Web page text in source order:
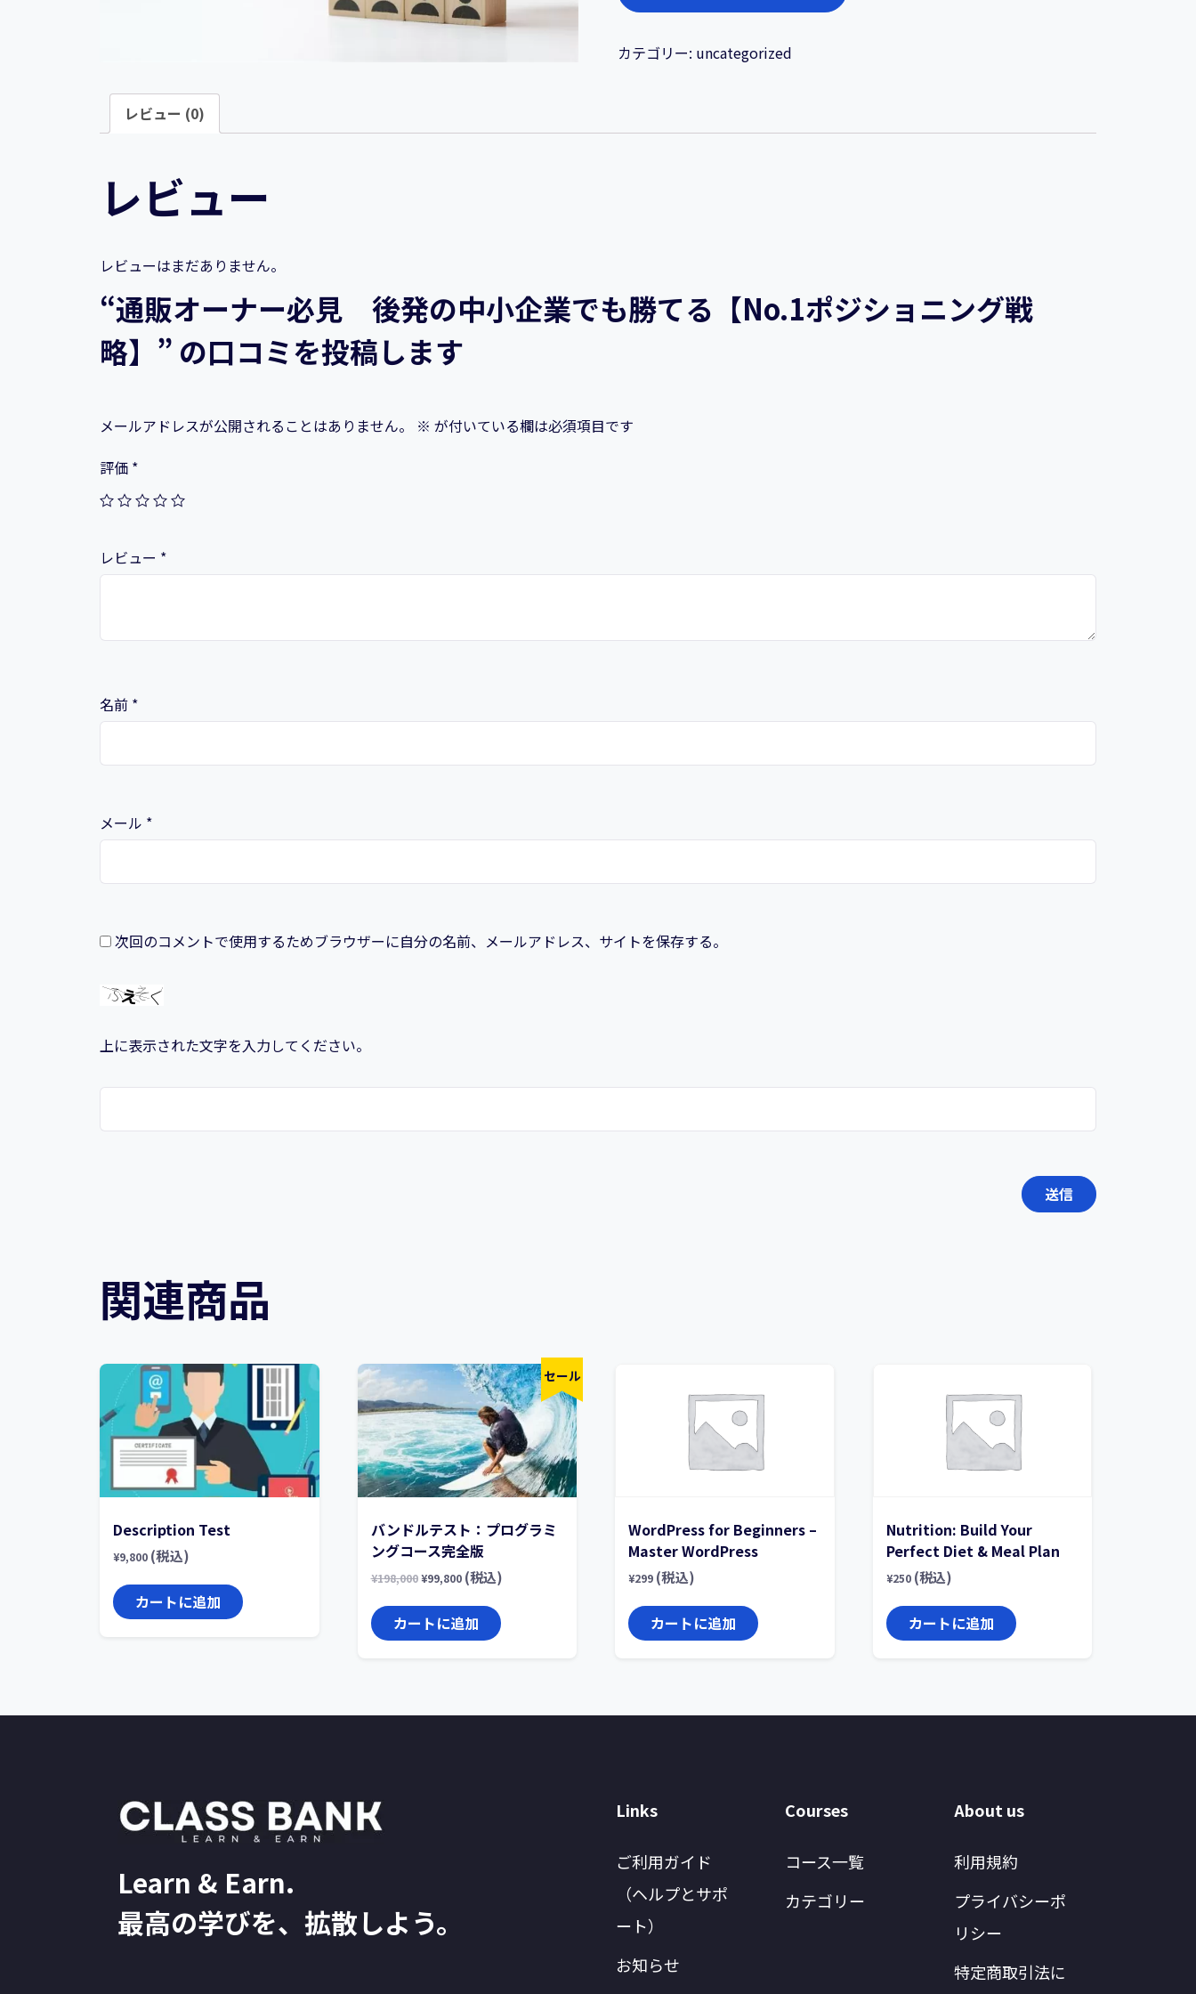
ー
企
業
る
ニ
カテゴリー: uncategorized
レビュー (0)
レビュー
レビューはまだありません。
“通販オーナー必見 後発の中小企業でも勝てる【No.1ポジショニング戦
略】” の口コミを投稿します
メールアドレスが公開されることはありません。 ※ が付いている欄は必須項目です
評価 *
レビュー *
名前 *
メール *
次回のコメントで使用するためブラウザーに自分の名前、メールアドレス、サイトを保存する。
上に表示された文字を入力してください。
関連商品
Description Test
¥9,800 (税込)
カートに追加
セール
バンドルテスト：プログラミ
ングコース完全版
¥198,000 ¥99,800 (税込)
カートに追加
WordPress for Beginners –
Master WordPress
¥299 (税込)
カートに追加
Nutrition: Build Your
Perfect Diet & Meal Plan
¥250 (税込)
カートに追加
Learn & Earn.
最高の学びを、拡散しよう。
Links
ご利用ガイド
（ヘルプとサポ
ート）
お知らせ
Courses
コース一覧
カテゴリー
About us
利用規約
プライバシーポ
リシー
特定商取引法に